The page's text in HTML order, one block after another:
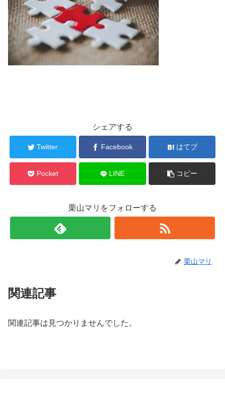
シェアする
Twitter Facebook はてブ
Pocket LINE コピー
栗山マリをフォローする
栗山マリ
関連記事
関連記事は見つかりませんでした。